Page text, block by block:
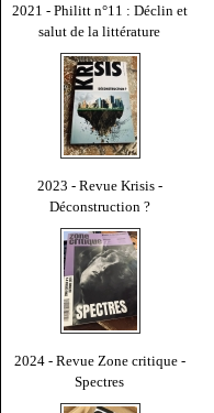
2021 - Philitt n°11 : Déclin et
salut de la littérature
2023 - Revue Krisis -
Déconstruction ?
2024 - Revue Zone critique -
Spectres